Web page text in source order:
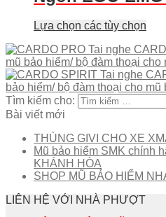
Lựa chọn các tùy chọn
Tai nghe
mũ bảo hiểm/ bộ đàm thoại cho
Tai nghe
bảo hiểm/ bộ đàm thoại cho mũ
Tìm kiếm cho:
Bài viết mới
THÙNG GIVI CHO XE
Mũ bảo hiểm SMK chính
KHÁNH HÒA
SHOP MŨ BẢO HIỂM
LIÊN HỆ VỚI NHÀ PHƯỢT